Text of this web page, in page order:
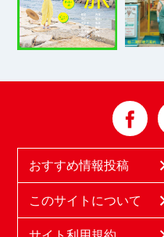
おすすめ情報投稿
このサイトについて